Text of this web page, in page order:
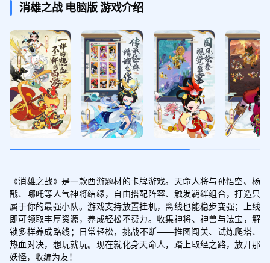
消雄之战 电脑版游戏介绍
《消雄之战》是一款西游题材的卡牌游戏。天命人将与孙悟空、杨
戬、哪吒等人气神将结缘，自由搭配阵容、触发羁绊组合，打造只
属于你的最强小队。游戏支持放置挂机，离线也能稳步变强；上线
即可领取丰厚资源，养成轻松不费力。收集神将、神兽与法宝，解
锁多样养成路线；日常轻松，挑战不断——推图闯关、试炼爬塔、
热血对决，想玩就玩。现在就化身天命人，踏上取经之路，放开那
妖怪，收编为友！